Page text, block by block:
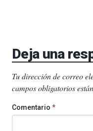
Deja una
Tu dirección de correo
campos obligatorios
Comentario *